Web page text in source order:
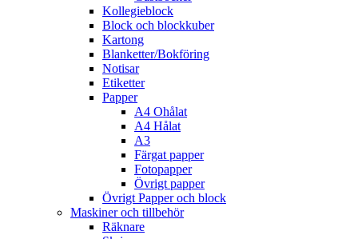
Kollegieblock
Block och blockkuber
Kartong
Blanketter/Bokföring
Notisar
Etiketter
Papper
A4 Ohålat
A4 Hålat
A3
Färgat papper
Fotopapper
Övrigt papper
Övrigt Papper och block
Maskiner och tillbehör
Räknare